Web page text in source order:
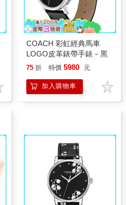
COACH 彩虹經典馬車
LOGO皮革錶帶手錶－黑
75 折 特價 5980 元
加入購物車